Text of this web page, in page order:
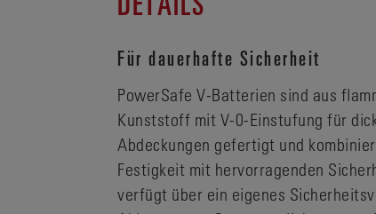
Für dauerhafte Sicherheit
PowerSafe V-Batterien sind aus
Kunststoff mit V-0-Einstufung für
Abdeckungen gefertigt und
Festigkeit mit hervorragenden
verfügt über ein eigenes